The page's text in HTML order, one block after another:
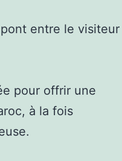
entre le visiteur
pour offrir une
à la fois